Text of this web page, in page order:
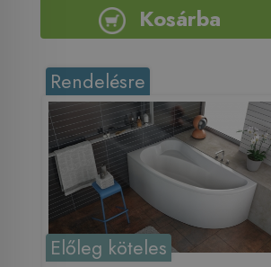
Kosárba
Rendelésre
Előleg köteles